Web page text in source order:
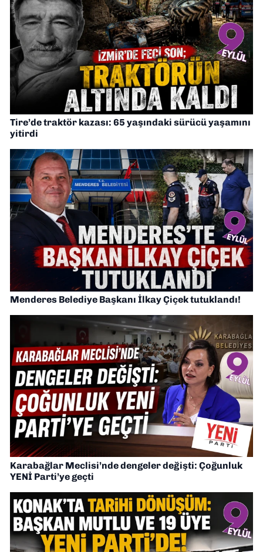
Tire’de traktör kazası: 65 yaşındaki sürücü yaşamını
yitirdi
Menderes Belediye Başkanı İlkay Çiçek tutuklandı!
Karabağlar Meclisi’nde dengeler değişti: Çoğunluk
YENİ Parti’ye geçti